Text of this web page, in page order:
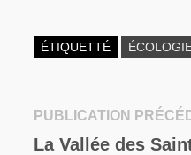
ÉTIQUETTÉ
Navigation
PUBLICATION
La Vallée des